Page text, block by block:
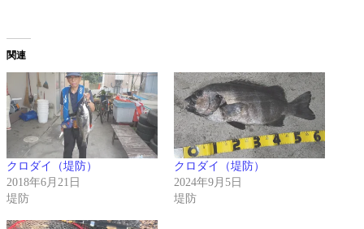
関連
クロダイ（堤防）
2018年6月21日
堤防
クロダイ（堤防）
2024年9月5日
堤防